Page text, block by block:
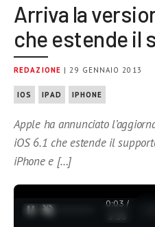
Arriva la
che estende il
REDAZIONE | 29 GENNAIO 2013
IOS IPAD IPHONE
Apple ha annunciato
iOS 6.1 che estende il
iPhone e […]
0:03 /
3:35